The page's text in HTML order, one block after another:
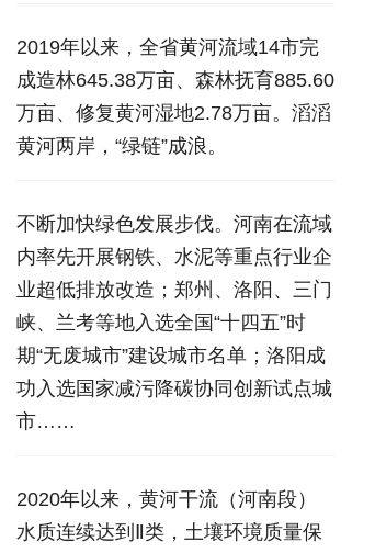
2019年以来，全省黄河流域14市完
成造林645.38万亩、森林抚育885.60
万亩、修复黄河湿地2.78万亩。滔滔
黄河两岸，“绿链”成浪。
不断加快绿色发展步伐。河南在流域
内率先开展钢铁、水泥等重点行业企
业超低排放改造；郑州、洛阳、三门
峡、兰考等地入选全国“十四五”时
期“无废城市”建设城市名单；洛阳成
功入选国家减污降碳协同创新试点城
市……
2020年以来，黄河干流（河南段）
水质连续达到Ⅱ类，土壤环境质量保